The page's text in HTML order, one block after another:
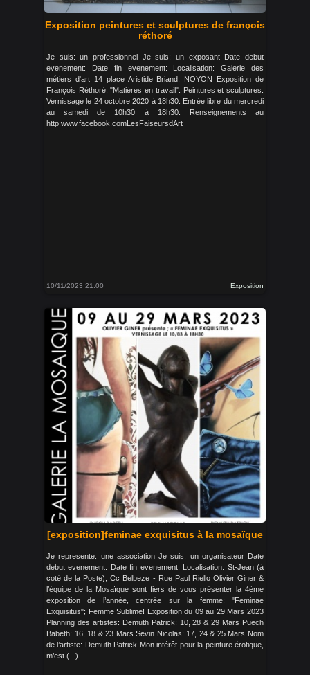
Exposition peintures et sculptures de françois
réthoré
Je suis: un professionnel Je suis: un exposant Date debut
evenement: Date fin evenement: Localisation: Galerie des
métiers d'art 14 place Aristide Briand, NOYON Exposition de
François Réthoré: "Matières en travail". Peintures et sculptures.
Vernissage le 24 octobre 2020 à 18h30. Entrée libre du mercredi
au samedi de 10h30 à 18h30. Renseignements au
http:www.facebook.comLesFaiseursdArt
10/11/2023 21:00 Exposition
[exposition]feminae exquisitus à la mosaïque
Je represente: une association Je suis: un organisateur Date
debut evenement: Date fin evenement: Localisation: St-Jean (à
coté de la Poste); Cc Belbeze - Rue Paul Riello Olivier Giner &
l’équipe de la Mosaïque sont fiers de vous présenter la 4ème
exposition de l’année, centrée sur la femme: "Feminae
Exquisitus"; Femme Sublime! Exposition du 09 au 29 Mars 2023
Planning des artistes: Demuth Patrick: 10, 28 & 29 Mars Puech
Babeth: 16, 18 & 23 Mars Sevin Nicolas: 17, 24 & 25 Mars Nom
de l’artiste: Demuth Patrick Mon intérêt pour la peinture érotique,
m’est (...)